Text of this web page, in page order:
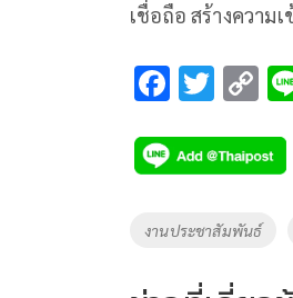
เชื่อถือ สร้างความ
F
e
b
o
T
tt
er
C
p
y
Li
Tags
งานประชาสัมพันธ์